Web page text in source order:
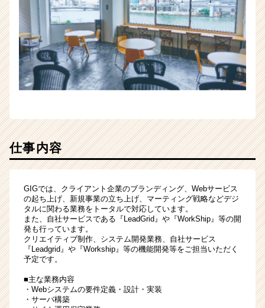
仕事内容
GIGでは、クライアント企業のブランディング、Webサービス
の起ち上げ、新規事業の立ち上げ、マーティング戦略などデジ
タルに関わる業務をトータルで対応しています。
また、自社サービスである『LeadGrid』や『WorkShip』等の開
発も行っています。
クリエイティブ制作、システム開発業務、自社サービス
『Leadgrid』や『Workship』等の機能開発等をご担当いただく
予定です。
■主な業務内容
・Webシステムの要件定義・設計・実装
・サーバ構築